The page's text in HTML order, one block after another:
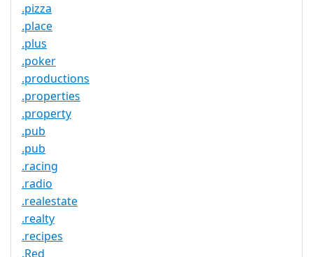
.pizza
.place
.plus
.poker
.productions
.properties
.property
.pub
.pub
.racing
.radio
.realestate
.realty
.recipes
.Red